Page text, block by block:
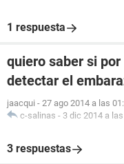
1 respuesta
quiero saber si
detectar el
jaacqui - 27 ago 2014 a las
c-salinas - 3 dic 2014 a
3 respuestas